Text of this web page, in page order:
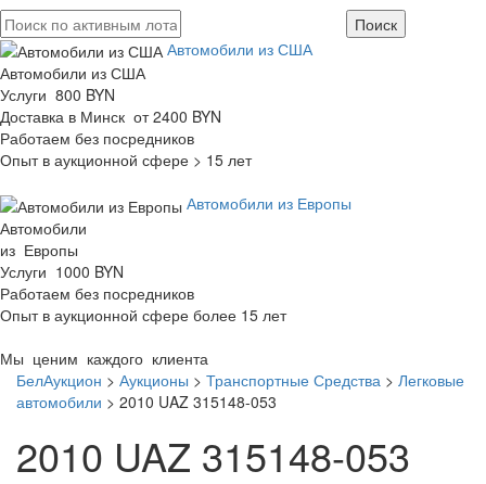
Автомобили из США
Автомобили из США
Услуги 800 BYN
Доставка в Минск от 2400 BYN
Работаем без посредников
Опыт в аукционной сфере > 15 лет
Автомобили из Европы
Автомобили
из Европы
Услуги 1000 BYN
Работаем без посредников
Опыт в аукционной сфере более 15 лет
Мы ценим каждого клиента
БелАукцион > Аукционы > Транспортные Средства > Легковые
автомобили > 2010 UAZ 315148-053
2010 UAZ 315148-053